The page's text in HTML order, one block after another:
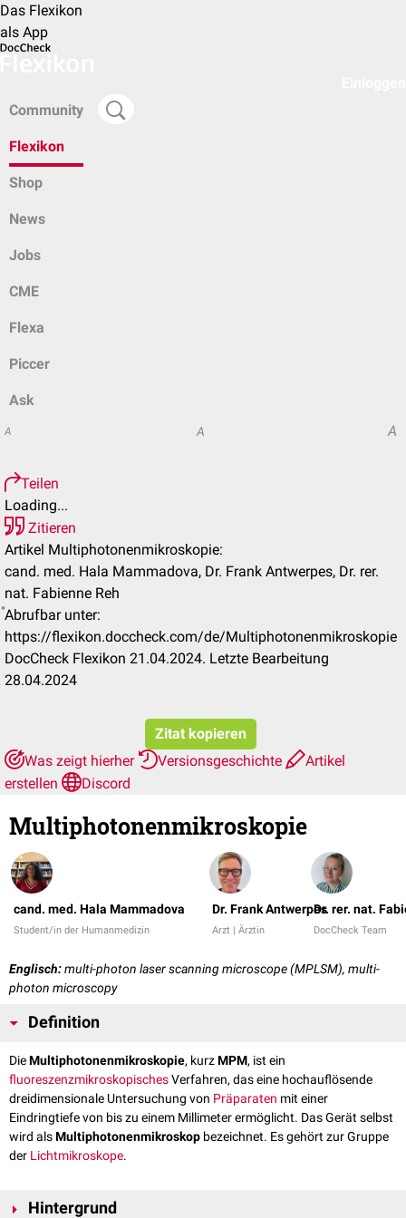
Das Flexikon
als App
Community
Flexikon
Shop
News
Jobs
CME
Flexa
Piccer
Ask
A A A
Teilen
Loading...
Zitieren
Artikel Multiphotonenmikroskopie:
cand. med. Hala Mammadova, Dr. Frank Antwerpes, Dr. rer.
nat. Fabienne Reh
Abrufbar unter:
https://flexikon.doccheck.com/de/Multiphotonenmikroskopie
DocCheck Flexikon 21.04.2024. Letzte Bearbeitung
28.04.2024
Zitat kopieren
Was zeigt hierher
Versionsgeschichte
Artikel
erstellen
Discord
Multiphotonenmikroskopie
cand. med. Hala Mammadova
Student/in der Humanmedizin
Dr. Frank Antwerpes
Arzt | Ärztin
Dr. rer. nat.
DocCheck Team
Englisch:multi-photon laser scanning microscope (MPLSM), multi-
photon microscopy
Definition
DieMultiphotonenmikroskopie, kurzMPM, ist ein
fluoreszenzmikroskopischesVerfahren, das eine hochauflösende
dreidimensionale Untersuchung von Präparaten mit einer
Eindringtiefe von bis zu einem Millimeter ermöglicht. Das Gerät selbst
wird alsMultiphotonenmikroskop bezeichnet. Es gehört zur Gruppe
der Lichtmikroskope.
Hintergrund